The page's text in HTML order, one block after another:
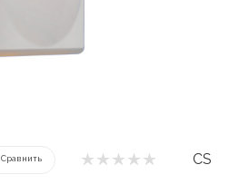
Сравнить CS